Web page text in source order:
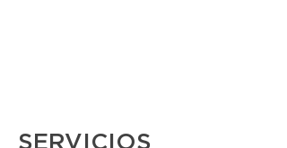
SERVICIOS